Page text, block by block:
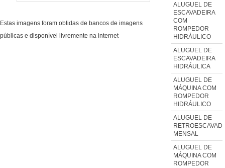
Estas imagens foram obtidas de bancos de imagens
públicas e disponível livremente na internet
ALUGUEL DE
ESCAVADEIRA
COM
ROMPEDOR
HIDRÁULICO
ALUGUEL DE
ESCAVADEIRA
HIDRÁULICA
ALUGUEL DE
MÁQUINA COM
ROMPEDOR
HIDRÁULICO
ALUGUEL DE
MENSAL
ALUGUEL DE
MÁQUINA COM
ROMPEDOR